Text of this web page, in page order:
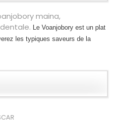
maina,
Le Voanjobory est un plat
les typiques saveurs de la